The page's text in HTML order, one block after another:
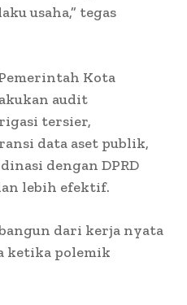
usaha,” tegas
Kota
audit
tersier,
data aset publik,
dengan DPRD
lebih efektif.
dari kerja nyata
ketika polemik